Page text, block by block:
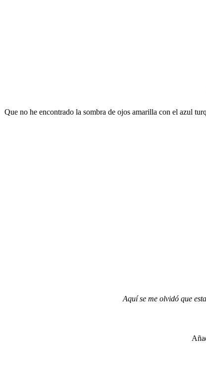
Que no he encontrado la sombra de ojos amarilla con el azul
Aquí se me olvidó que